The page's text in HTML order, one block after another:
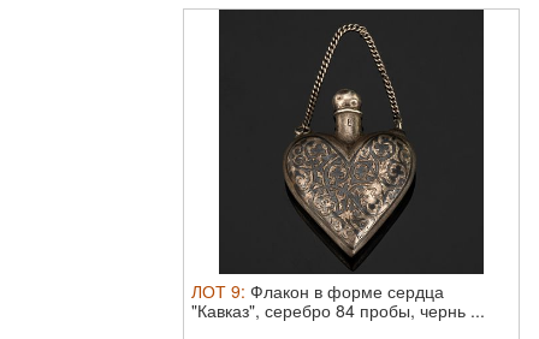
ЛОТ 9: Флакон в форме сердца
"Кавказ", серебро 84 пробы, чернь ...